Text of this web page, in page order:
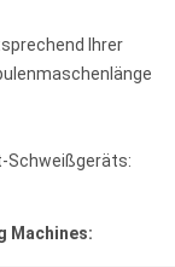
Ihrer
Schweißgeräts:
Machines: